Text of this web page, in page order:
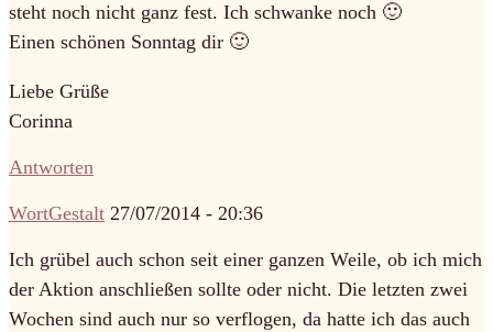
steht noch nicht ganz fest. Ich schwanke noch 🙂
Einen schönen Sonntag dir 🙂
Liebe Grüße
Corinna
Antworten
WortGestalt 27/07/2014 - 20:36
Ich grübel auch schon seit einer ganzen Weile, ob ich mich
der Aktion anschließen sollte oder nicht. Die letzten zwei
Wochen sind auch nur so verflogen, da hatte ich das auch